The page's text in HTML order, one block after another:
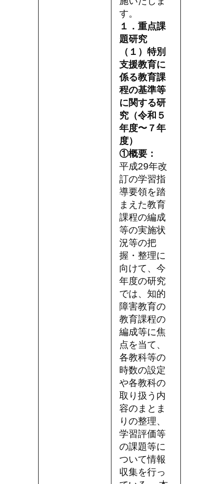
す。
１．重点課
題研究
（１）特別
支援教育に
係る教育課
程の基準等
に関する研
究（令和５
年度〜７年
度）
①概要：
平成29年改
訂の学習指
導要領を踏
まえた教育
課程の編成
等の実施状
況等の把
握・整理に
向けて、今
年度の研究
では、知的
障害教育の
教育課程の
編成等に焦
点を当て、
各教科等の
時数の設定
や各教科の
取り扱う内
容のまとま
りの整理、
学習評価等
の課題等に
ついて情報
収集を行っ